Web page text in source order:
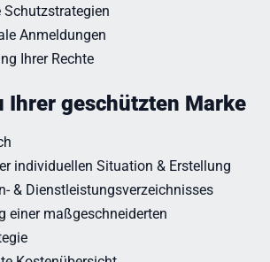
Schutzstrategien
Anmeldungen
Ihrer Rechte
Ihrer geschützten Marke
individuellen Situation & Erstellung
& Dienstleistungsverzeichnisses
einer maßgeschneiderten